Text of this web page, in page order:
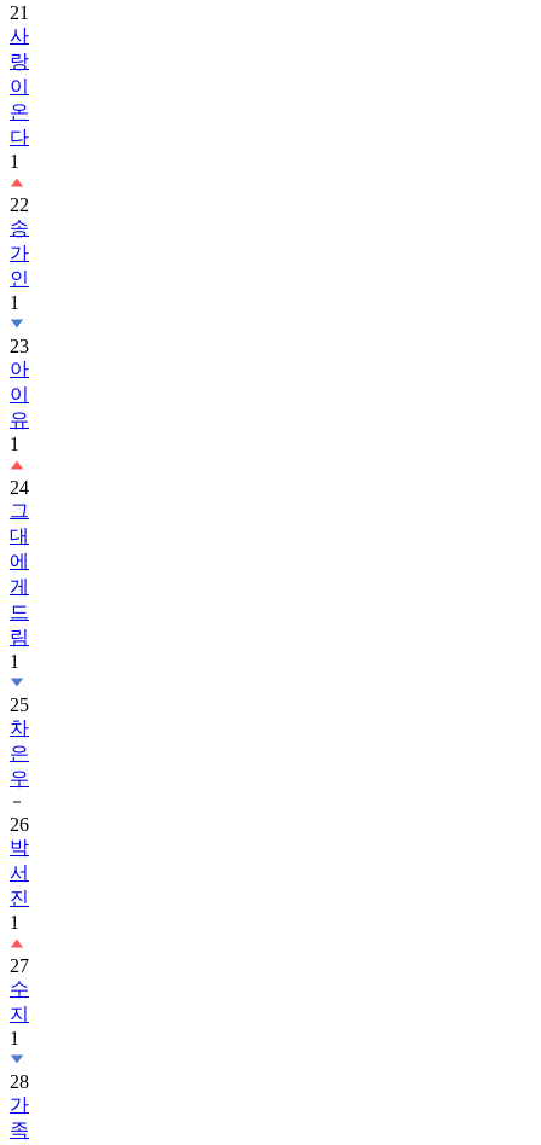
21
사
랑
이
온
다
1
22
송
가
인
1
23
아
이
유
1
24
그
대
에
게
드
림
1
25
차
은
우
26
박
서
진
1
27
수
지
1
28
가
족